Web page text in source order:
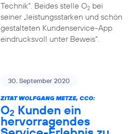
Technik“. Beides stelle O2bei
seiner „leistungsstarken und schön
gestalteten Kundenservice-App
eindrucksvoll unter Beweis“.
30. September 2020
ZITAT WOLFGANG METZE, CCO:
O2 Kunden ein
hervorragendes